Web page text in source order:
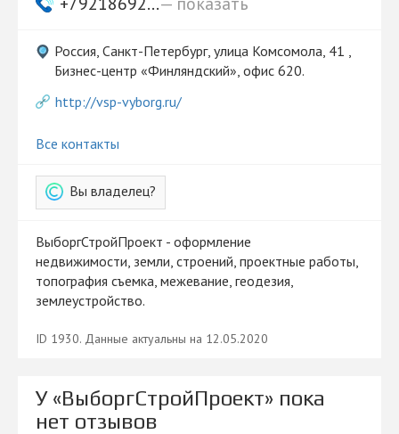
Россия, Санкт-Петербург, улица Комсомола, 41 ,
Бизнес-центр «Финляндский», офис 620.
http://vsp-vyborg.ru/
Все контакты
Вы владелец?
ВыборгСтройПроект - оформление
недвижимости, земли, строений, проектные работы,
топография съемка, межевание, геодезия,
землеустройство.
ID 1930. Данные актуальны на 12.05.2020
У «ВыборгСтройПроект» пока
нет отзывов